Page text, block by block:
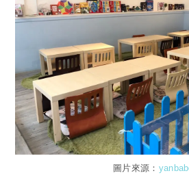
圖片來源：